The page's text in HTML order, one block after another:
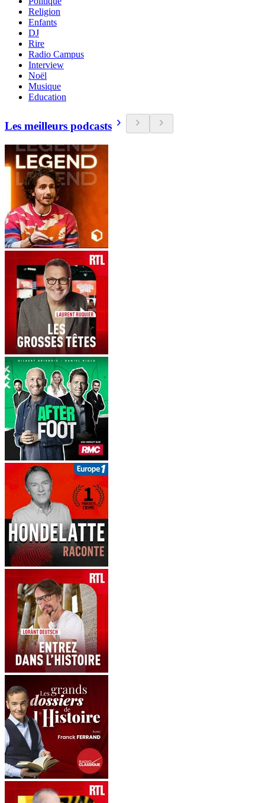
Religion
Enfants
DJ
Rire
Radio Campus
Interview
Noël
Musique
Education
Les meilleurs podcasts